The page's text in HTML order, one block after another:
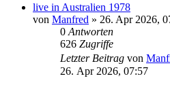
live in Australien 1978
von Manfred » 26. Apr 2026,
0 Antworten
626 Zugriffe
Letzter Beitrag von
26. Apr 2026, 07:57